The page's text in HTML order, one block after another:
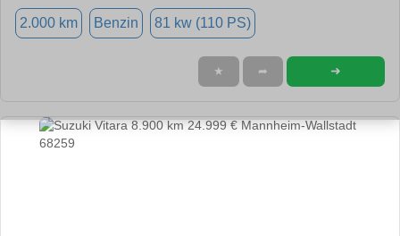
2.000 km Benzin 81 kw (110 PS)
★ ➦ ➜